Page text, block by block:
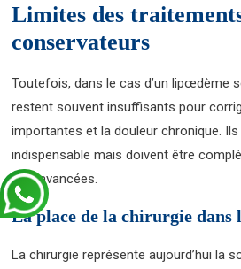
Limites des
conservateurs
Toutefois, dans le cas d’un lipœdème
restent souvent insuffisants pour
importantes et la douleur chronique.
indispensable mais doivent être
plus avancées.
La place de la chirurgie dans
La chirurgie représente aujourd’hui la